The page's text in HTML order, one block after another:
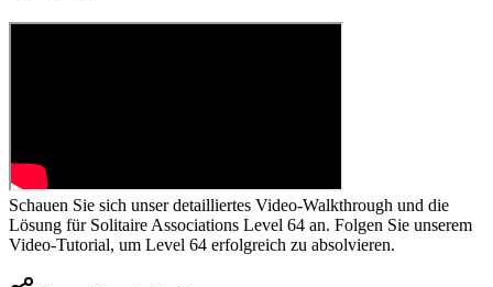
Schauen Sie sich unser detailliertes Video-Walkthrough und die
Lösung für Solitaire Associations Level 64 an. Folgen Sie unserem
Video-Tutorial, um Level 64 erfolgreich zu absolvieren.